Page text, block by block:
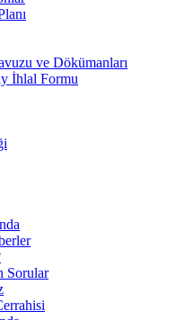
ve Dökümanları
İhlal Formu
Sorular